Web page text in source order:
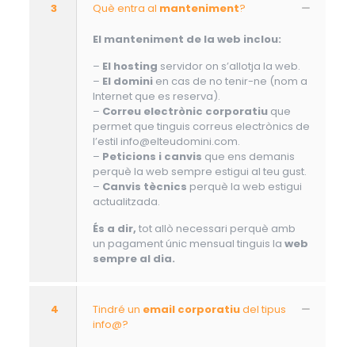
3 Què entra al manteniment?
El manteniment de la web inclou:
– El hosting servidor on s’allotja la web.
– El dominien cas de no tenir-ne (nom a
Internet que es reserva).
– Correu electrònic corporatiuque
permet que tinguis correus electrònics de
l’estil info@elteudomini.com.
– Peticions i canvis que ens demanis
perquè la web sempre estigui al teu gust.
– Canvis tècnics perquè la web estigui
actualitzada.
És a dir, tot allò necessari perquè amb
un pagament únic mensual tinguis la web
sempre al dia.
4 Tindré un email corporatiudel tipus
info@?